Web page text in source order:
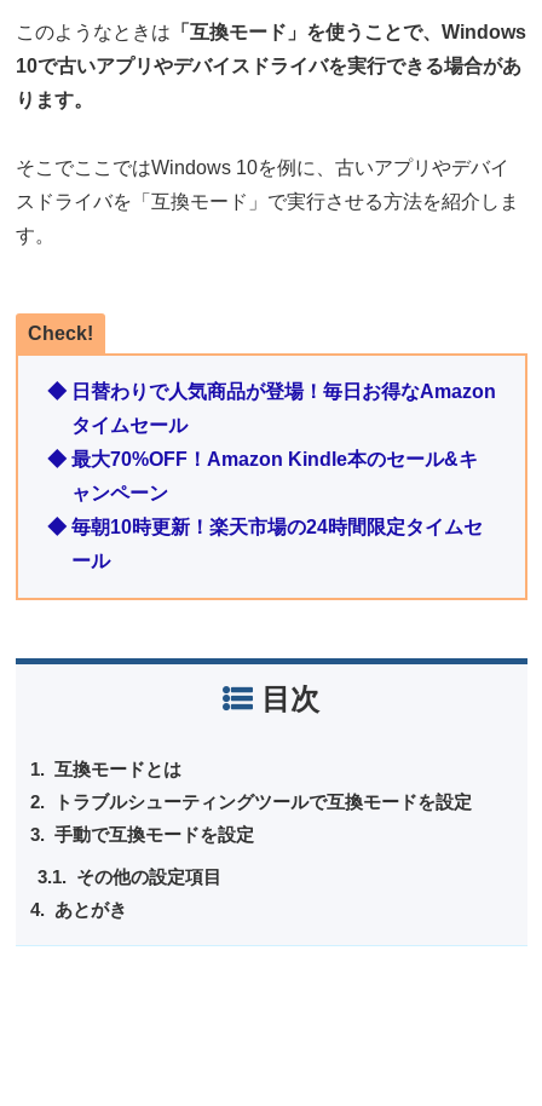
このようなときは 「互換モード」を使うことで、Windows
10で古いアプリやデバイスドライバを実行できる場合があ
ります。
そこでここではWindows 10を例に、古いアプリやデバイ
スドライバを「互換モード」で実行させる方法を紹介しま
す。
Check!
◆ 日替わりで人気商品が登場！毎日お得なAmazon
タイムセール
◆ 最大70%OFF！Amazon Kindle本のセール&キ
ャンペーン
◆ 毎朝10時更新！楽天市場の24時間限定タイムセ
ール
目次
互換モードとは
トラブルシューティングツールで互換モードを設定
手動で互換モードを設定
その他の設定項目
あとがき